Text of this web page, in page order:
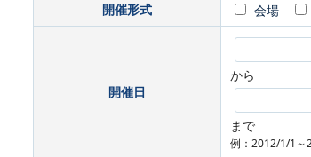
開催形式 会場
開催日
から
まで
例：2012/1/1～